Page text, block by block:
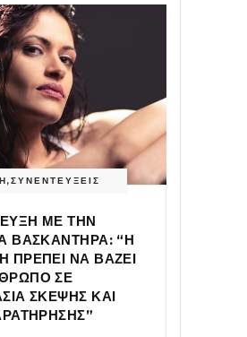
,ΣΥΝΕΝΤΕΥΞΕΙΣ
ΜΕ ΤΗΝ
ΒΑΣΚΑΝΤΗΡΑ: “Η
ΠΡΕΠΕΙ ΝΑ ΒΑΖΕΙ
ΣΕ
ΣΚΕΨΗΣ ΚΑΙ